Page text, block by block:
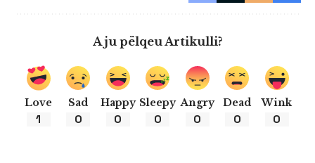
A ju pëlqeu Artikulli?
Love
1
Sad
0
Happy
0
Sleepy
0
Angry
0
Dead
0
Wink
0